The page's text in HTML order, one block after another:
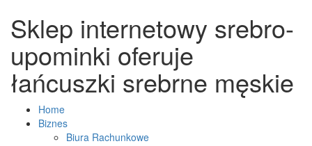
Sklep internetowy srebro-
upominki oferuje
łańcuszki srebrne męskie
Home
Biznes
Biura Rachunkowe